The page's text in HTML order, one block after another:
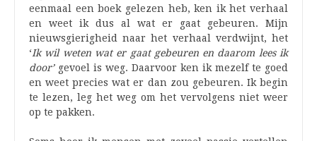
eenmaal een boek gelezen heb, ken ik het verhaal
en weet ik dus al wat er gaat gebeuren. Mijn
nieuwsgierigheid naar het verhaal verdwijnt, het
‘Ik wil weten wat er gaat gebeuren en daarom lees ik
door’gevoel is weg. Daarvoor ken ik mezelf te goed
en weet precies wat er dan zou gebeuren. Ik begin
te lezen, leg het weg om het vervolgens niet weer
op te pakken.